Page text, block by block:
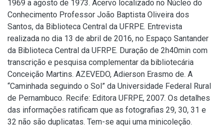
1969 a agosto de 1973. Acervo localizado no Núcleo do
Conhecimento Professor João Baptista Oliveira dos
Santos, da Biblioteca Central da UFRPE. Entrevista
realizada no dia 13 de abril de 2016, no Espaço Santander
da Biblioteca Central da UFRPE. Duração de 2h40min com
transcrição e pesquisa complementar da bibliotecária
Conceição Martins. AZEVEDO, Adierson Erasmo de. A
“Caminhada seguindo o Sol” da Universidade Federal Rural
de Pernambuco. Recife: Editora UFRPE, 2007. Os detalhes
das informações ratificam que as fotografias 29, 30, 31 e
32 não são duplicatas. Tem-se aqui uma minicoleção.